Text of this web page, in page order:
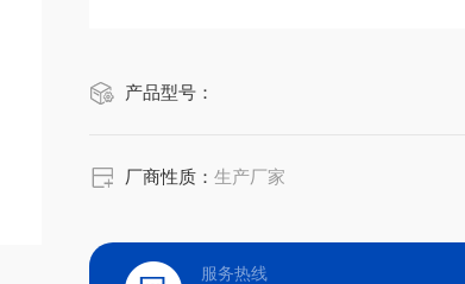
产品型号：
厂商性质：生产厂家
服务热线